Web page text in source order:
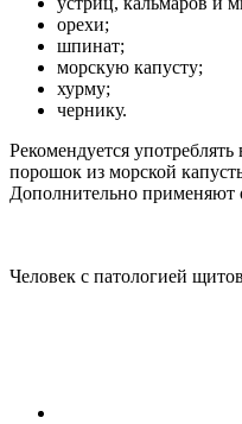
орехи;
шпинат;
морскую капусту;
хурму;
чернику.
Рекомендуется
порошок из морской
Дополнительно применяют
Человек с патологией